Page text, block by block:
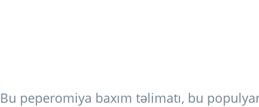
Bu peperomiya baxım təlimatı, bu